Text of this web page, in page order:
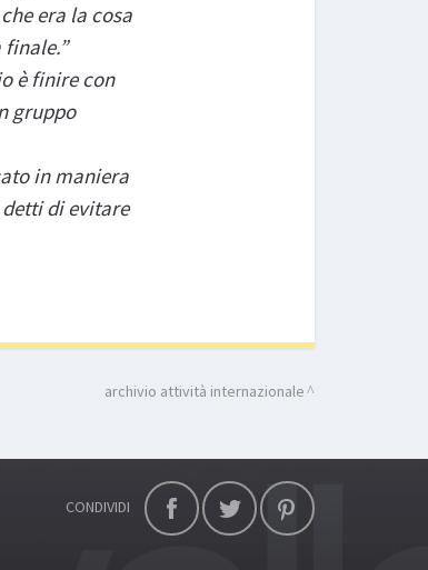
era la cosa
è finire con
gruppo
in maniera
di evitare
archivio attività internazionale
CONDIVIDI